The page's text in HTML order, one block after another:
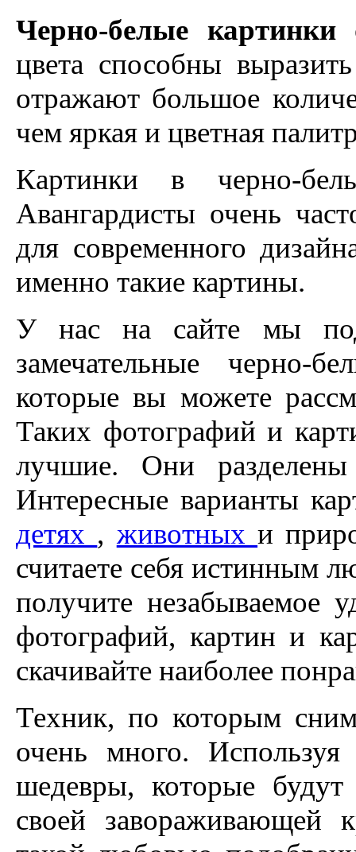
Черно-белые картинки
цвета способны
отражают большое
чем яркая и цветная
Картинки в черно-
Авангардисты очень
для современного
именно такие картины.
У нас на сайте мы
замечательные черно-
которые вы можете
Таких фотографий и
лучшие. Они
Интересные варианты
детях , животныхи
считаете себя истинным
получите незабываемое
фотографий, картин и
скачивайте наиболее
Техник, по которым
очень много.
шедевры, которые
своей завораживающей